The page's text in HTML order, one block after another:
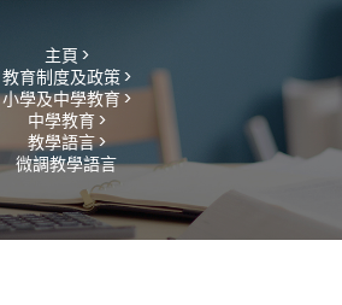
主頁 >
教育制度及政策 >
小學及中學教育 >
中學教育 >
教學語言 >
微調教學語言